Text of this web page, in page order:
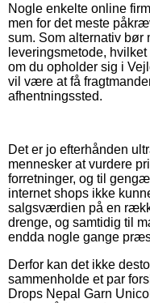
Nogle enkelte online
men for det meste
sum. Som alternativ
leveringsmetode,
om du opholder sig i
vil være at få
afhentningssted.
Det er jo efterhånden
mennesker at vurdere
forretninger, og til
internet shops ikke
salgsværdien på en
drenge, og samtidig til
endda nogle gange
Derfor kan det ikke
sammenholde et par
Drops Nepal Garn